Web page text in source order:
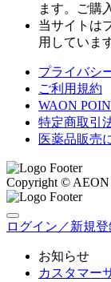
ます。ご購
当サイトは
用していま
プライバシ
ご利用規約
WAON
特定商取引
医薬品販売
Copyright © AEON
ログイン／新規
お知らせ
カスタマー